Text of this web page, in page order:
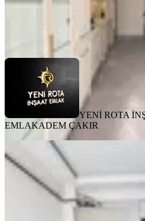
YENİ ROTA İNŞAAT EMLAK
YENİ ROTA
EMLAKADEM ÇAKIR
Rota'dan
Kullanışlı
Onikişubat, Maarif